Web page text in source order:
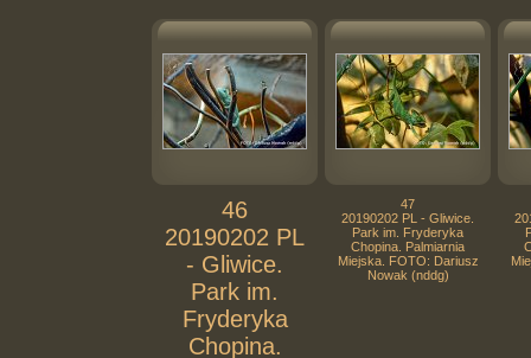
46
20190202 PL
- Gliwice.
Park im.
Fryderyka
Chopina.
47
20190202 PL - Gliwice.
Park im. Fryderyka
Chopina. Palmiarnia
Miejska. FOTO: Dariusz
Nowak (nddg)